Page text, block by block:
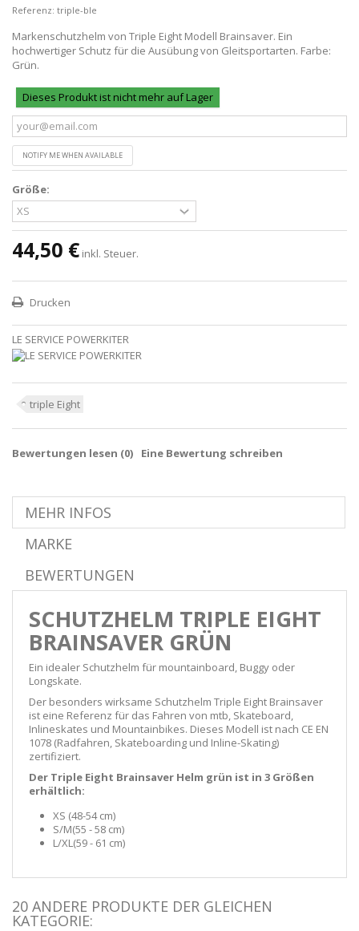
Referenz: triple-ble
Markenschutzhelm von Triple Eight Modell Brainsaver. Ein
hochwertiger Schutz für die Ausübung von Gleitsportarten. Farbe:
Grün.
Dieses Produkt ist nicht mehr auf Lager
NOTIFY ME WHEN AVAILABLE
Größe:
44,50 € inkl. Steuer.
Drucken
LE SERVICE POWERKITER
triple Eight
Bewertungen lesen (0) Eine Bewertung schreiben
MEHR INFOS
MARKE
BEWERTUNGEN
SCHUTZHELM TRIPLE EIGHT
BRAINSAVER GRÜN
Ein idealer Schutzhelm für mountainboard, Buggy oder
Longskate.
Der besonders wirksame Schutzhelm Triple Eight Brainsaver
ist eine Referenz für das Fahren von mtb, Skateboard,
Inlineskates und Mountainbikes. Dieses Modell ist nach CE EN
1078 (Radfahren, Skateboarding und Inline-Skating)
zertifiziert.
Der Triple Eight Brainsaver Helm grün ist in 3 Größen
erhältlich:
XS (48-54 cm)
S/M(55 - 58 cm)
L/XL(59 - 61 cm)
20 ANDERE PRODUKTE DER GLEICHEN
KATEGORIE: